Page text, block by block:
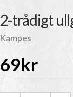
2-trådigt
Kampes
69kr